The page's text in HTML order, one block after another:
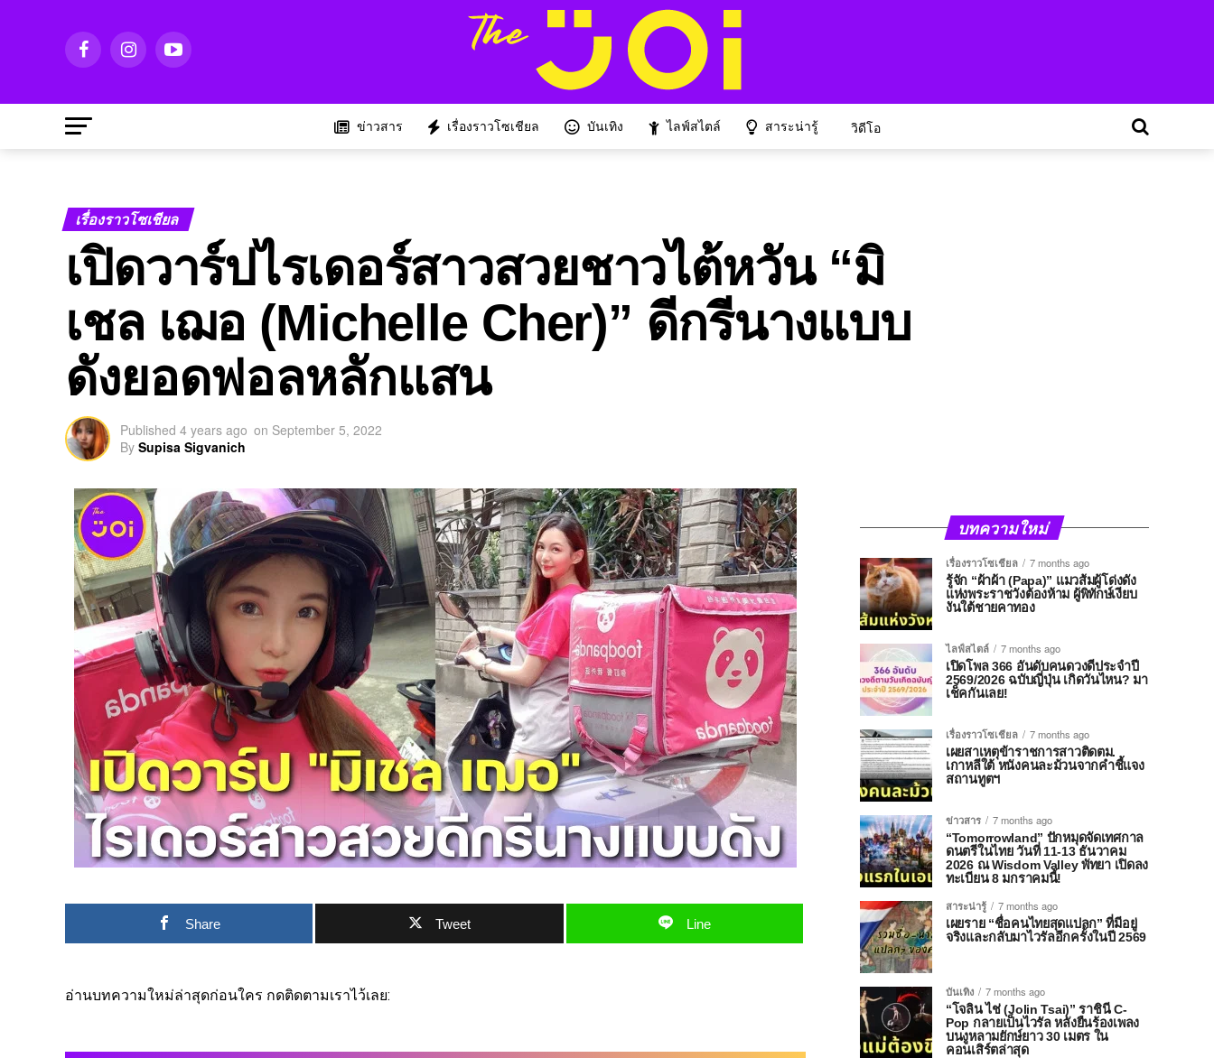
ข่าวสาร เรื่องราวโซเชียล บันเทิง ไลฟ์สไตล์ สาระน่ารู้ วิดีโอ
เรื่องราวโซเชียล
เปิดวาร์ปไรเดอร์สาวสวยชาวไต้หวัน “มิ
เชล เฌอ (Michelle Cher)” ดีกรีนางแบบ
ดังยอดฟอลหลักแสน
Published 4 years ago on September 5, 2022
By Supisa Sigvanich
Share Tweet Line
อ่านบทความใหม่ล่าสุดก่อนใคร กดติดตามเราไว้เลย:
บทความใหม่
เรื่องราวโซเชียล
7 months ago
รู้จัก “ผ้าผ้า (Papa)” แมวส้มผู้โด่งดัง
แห่งพระราชวังต้องห้าม ผู้พิทักษ์เงียบ
งันใต้ชายคาทอง
ไลฟ์สไตล์
7 months ago
เปิดโพล 366 อันดับคนดวงดีประจำปี
2569/2026 ฉบับญี่ปุ่น เกิดวันไหน? มา
เช็คกันเลย!
เรื่องราวโซเชียล
7 months ago
เผยสาเหตุข้าราชการสาวติดตม.
เกาหลีใต้ หนังคนละม้วนจากคำชี้แจง
สถานทูตฯ
ข่าวสาร
7 months ago
“Tomorrowland” ปักหมุดจัดเทศกาล
ดนตรีในไทย วันที่ 11-13 ธันวาคม
2026 ณ Wisdom Valley พัทยา เปิดลง
ทะเบียน 8 มกราคมนี้!
สาระน่ารู้
7 months ago
เผยราย “ชื่อคนไทยสุดแปลก” ที่มีอยู่
จริงและกลับมาไวรัลอีกครั้งในปี 2569
บันเทิง
7 months ago
“โจลิน ไช่ (Jolin Tsai)” ราชินี C-
Pop กลายเป็นไวรัล หลังยืนร้องเพลง
บนงูหลามยักษ์ยาว 30 เมตร ใน
คอนเสิร์ตล่าสุด